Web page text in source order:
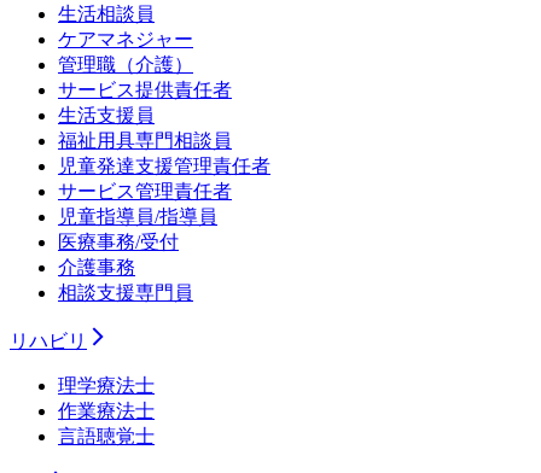
生活相談員
ケアマネジャー
管理職（介護）
サービス提供責任者
生活支援員
福祉用具専門相談員
児童発達支援管理責任者
サービス管理責任者
児童指導員/指導員
医療事務/受付
介護事務
相談支援専門員
リハビリ
理学療法士
作業療法士
言語聴覚士